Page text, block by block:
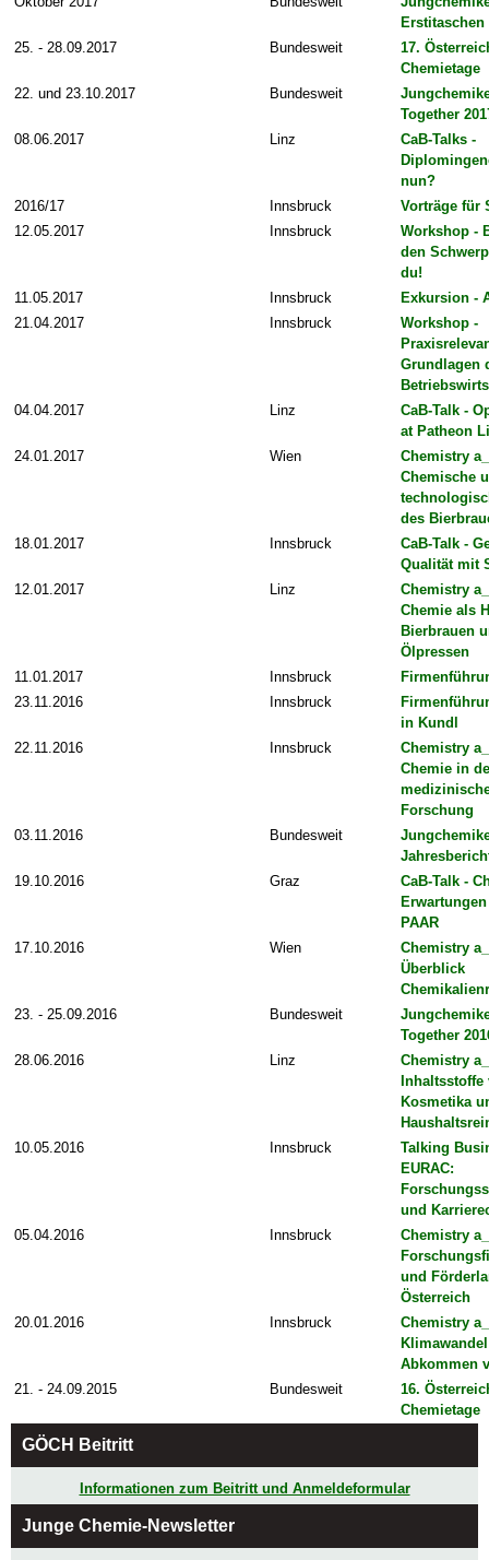
Erstitaschen
25. - 28.09.2017
Bundesweit
17.
Chemietage
22. und 23.10.2017
Bundesweit
Together
08.06.2017
Linz
CaB-Talks -
nun?
2016/17
Innsbruck
Vorträge für
12.05.2017
Innsbruck
Workshop -
den
du!
11.05.2017
Innsbruck
Exkursion -
21.04.2017
Innsbruck
Workshop -
Grundlagen
04.04.2017
Linz
CaB-Talk -
at Patheon
24.01.2017
Wien
Chemistry
Chemische
des
18.01.2017
Innsbruck
CaB-Talk -
Qualität mit
12.01.2017
Linz
Chemistry
Chemie als
Bierbrauen
Ölpressen
11.01.2017
Innsbruck
23.11.2016
Innsbruck
in Kundl
22.11.2016
Innsbruck
Chemistry
Chemie in
Forschung
03.11.2016
Bundesweit
19.10.2016
Graz
CaB-Talk -
PAAR
17.10.2016
Wien
Chemistry
Überblick
23. - 25.09.2016
Bundesweit
Together
28.06.2016
Linz
Chemistry
Inhaltsstoffe
Kosmetika
10.05.2016
Innsbruck
Talking
EURAC:
und
05.04.2016
Innsbruck
Chemistry
und
Österreich
20.01.2016
Innsbruck
Chemistry
Abkommen
21. - 24.09.2015
Bundesweit
16.
Chemietage
GÖCH Beitritt
Informationen zum Beitritt und Anmeldeformular
Junge Chemie-Newsletter